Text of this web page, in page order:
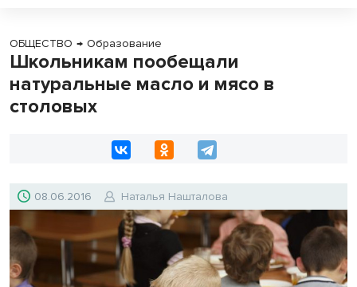
ОБЩЕСТВО → Образование
Школьникам пообещали
натуральные масло и мясо в
столовых
08.06.2016 Наталья Нашталова